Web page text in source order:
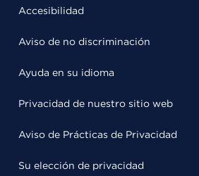
Accesibilidad
Aviso de no discriminación
Ayuda en su idioma
Privacidad de nuestro sitio web
Aviso de Prácticas de Privacidad
Su elección de privacidad